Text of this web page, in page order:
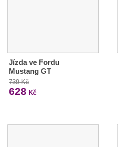
Jízda ve Fordu
Mustang GT
739 Kč
628 Kč